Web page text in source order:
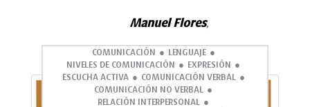
Sidebar
Manuel Flores,
COMUNICACIÓN
LENGUAJE
NIVELES DE COMUNICACIÓN
EXPRESIÓN
ESCUCHA ACTIVA
COMUNICACIÓN VERBAL
COMUNICACIÓN NO VERBAL
RELACIÓN INTERPERSONAL